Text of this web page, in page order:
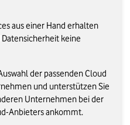
aus einer Hand erhalten
keine
der passenden Cloud
und unterstützen Sie
Unternehmen bei der
Anbieters ankommt.